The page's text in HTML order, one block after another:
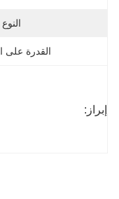
القدرة على
إبراز: